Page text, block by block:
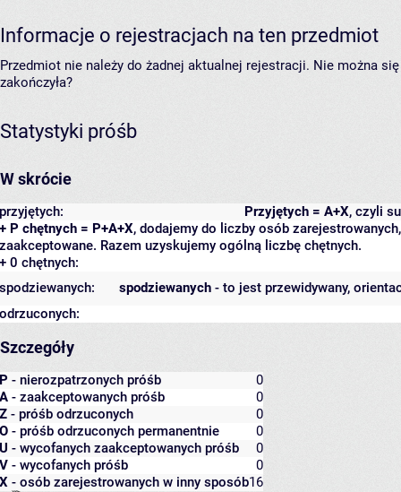
Informacje o rejestracjach na ten przedmiot
Przedmiot nie należy do żadnej aktualnej rejestracji. Nie można
zakończyła?
Statystyki próśb
W skrócie
Przyjętych = A+X, czyli
przyjętych:
+ P chętnych = P+A+X, dodajemy do liczby osób
zaakceptowane. Razem uzyskujemy ogólną liczbę chętnych.
+ 0 chętnych:
spodziewanych - to jest przewidywany,
spodziewanych:
odrzuconych:
Szczegóły
P - nierozpatrzonych próśb
0
A - zaakceptowanych próśb
0
Z - próśb odrzuconych
0
O - próśb odrzuconych permanentnie
0
U - wycofanych zaakceptowanych próśb
0
V - wycofanych próśb
0
X - osób zarejestrowanych w inny sposób16